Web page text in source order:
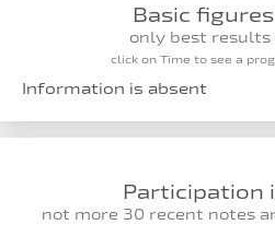
Basic
only best results
click on Time to see a
Information is absent
Participation
not more 30 recent notes